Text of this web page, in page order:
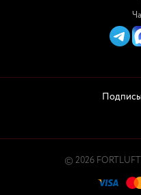
© 2026 FORTLUFT